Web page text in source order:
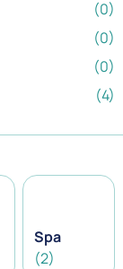
(0)
(0)
(0)
(4)
Spa
(2)